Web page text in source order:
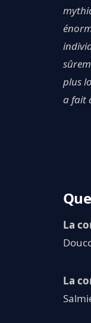
plus
a fait
La
La